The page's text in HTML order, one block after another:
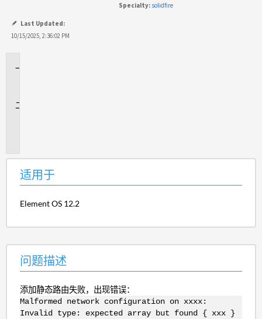
Specialty: solidfire
Last Updated:
10/15/2025, 2:36:02 PM
适用于
Element OS 12.2
问题描述
添加静态路由失败，出现错误：
Malformed network configuration on xxxx:
Invalid type: expected array but found { xxx }